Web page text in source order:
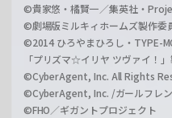
©貴家悠・橘賢一／集英社・
©劇場版ミルキィホームズ製作委
©2014 ひろやまひろし・TYPE-
「プリズマ☆イリヤ ツヴァイ！
©CyberAgent, Inc. All Rights
©CyberAgent, Inc. /ガールフレ
©FHO／ギガントプロジェクト